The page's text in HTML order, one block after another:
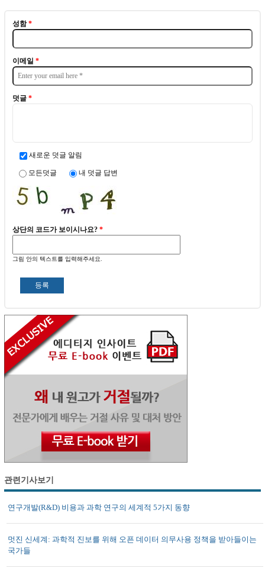
성함*
이메일 *
덧글 *
새로운 덧글 알림
모든덧글 내 덧글 답변
상단의 코드가 보이시나요? *
그림 안의 텍스트를 입력해주세요.
관련기사보기
연구개발(R&D) 비용과 과학 연구의 세계적 5가지 동향
멋진 신세계: 과학적 진보를 위해 오픈 데이터 의무사용 정책을 받아들이는
국가들